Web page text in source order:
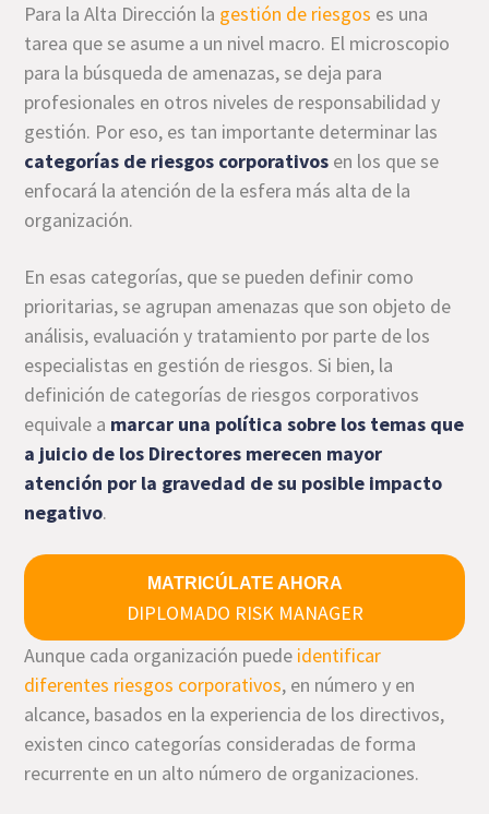
Para la Alta Dirección la gestión de riesgos es una
tarea que se asume a un nivel macro. El microscopio
para la búsqueda de amenazas, se deja para
profesionales en otros niveles de responsabilidad y
gestión. Por eso, es tan importante determinar las
categorías de riesgos corporativos en los que se
enfocará la atención de la esfera más alta de la
organización.
En esas categorías, que se pueden definir como
prioritarias, se agrupan amenazas que son objeto de
análisis, evaluación y tratamiento por parte de los
especialistas en gestión de riesgos. Si bien, la
definición de categorías de riesgos corporativos
equivale a marcar una política sobre los temas que
a juicio de los Directores merecen mayor
atención por la gravedad de su posible impacto
negativo.
MATRICÚLATE AHORA
DIPLOMADO RISK MANAGER
Aunque cada organización puede identificar
diferentes riesgos corporativos, en número y en
alcance, basados en la experiencia de los directivos,
existen cinco categorías consideradas de forma
recurrente en un alto número de organizaciones.